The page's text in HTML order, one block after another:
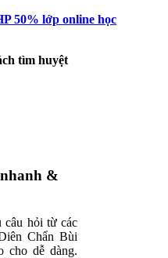
50% lớp online học
tìm huyệt
&
câu hỏi từ các
Chẩn Bùi
cho dễ dàng.